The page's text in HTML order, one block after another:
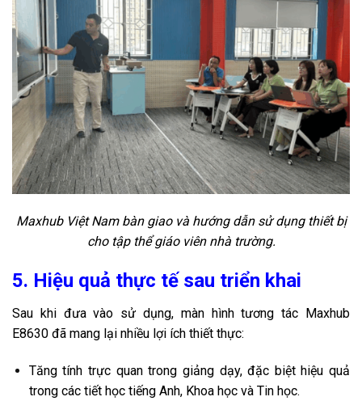
Maxhub Việt Nam bàn giao và hướng dẫn sử dụng thiết bị
cho tập thể giáo viên nhà trường.
5. Hiệu quả thực tế sau triển khai
Sau khi đưa vào sử dụng, màn hình tương tác Maxhub
E8630 đã mang lại nhiều lợi ích thiết thực:
Tăng tính trực quan trong giảng dạy, đặc biệt hiệu quả
trong các tiết học tiếng Anh, Khoa học và Tin học.